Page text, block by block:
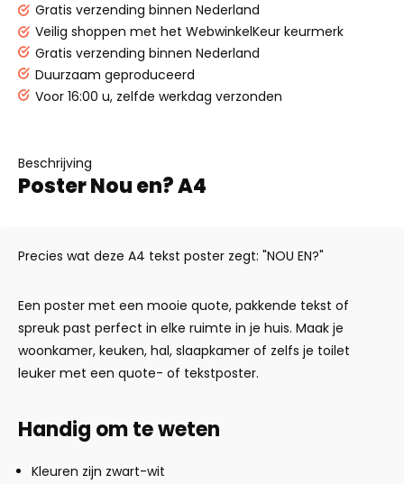
Gratis verzending binnen Nederland
Veilig shoppen met het WebwinkelKeur keurmerk
Gratis verzending binnen Nederland
Duurzaam geproduceerd
Voor 16:00 u, zelfde werkdag verzonden
Beschrijving
Poster Nou en? A4
Precies wat deze A4 tekst poster zegt: "NOU EN?"
Een poster met een mooie quote, pakkende tekst of
spreuk past perfect in elke ruimte in je huis. Maak je
woonkamer, keuken, hal, slaapkamer of zelfs je toilet
leuker met een quote- of tekstposter.
Handig om te weten
Kleuren zijn zwart-wit